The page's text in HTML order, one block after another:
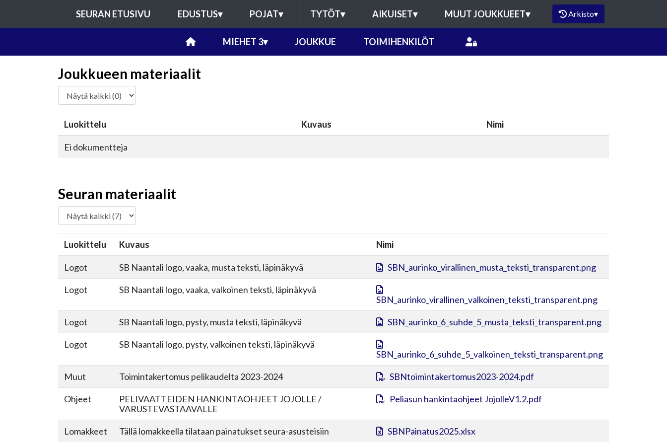
SEURAN ETUSIVU EDUSTUS▾ POJAT▾ TYTÖT▾ AIKUISET▾ MUUT JOUKKUEET▾ Arkisto▾
MIEHET 3▾ JOUKKUE TOIMIHENKILÖT
Joukkueen materiaalit
Luokittelu Kuvaus Nimi
Ei dokumentteja
Seuran materiaalit
Luokittelu Kuvaus Nimi
Logot SB Naantali logo, vaaka, musta teksti, läpinäkyvä SBN_aurinko_virallinen_musta_teksti_transparent.png
Logot
SB Naantali logo, vaaka, valkoinen teksti, läpinäkyvä
SBN_aurinko_virallinen_valkoinen_teksti_transparent.png
Logot SB Naantali logo, pysty, musta teksti, läpinäkyvä SBN_aurinko_6_suhde_5_musta_teksti_transparent.png
Logot
SB Naantali logo, pysty, valkoinen teksti, läpinäkyvä
SBN_aurinko_6_suhde_5_valkoinen_teksti_transparent.png
Muut Toimintakertomus pelikaudelta 2023-2024 SBNtoimintakertomus2023-2024.pdf
Ohjeet
PELIVAATTEIDEN HANKINTAOHJEET JOJOLLE /
VARUSTEVASTAAVALLE
Peliasun hankintaohjeet JojolleV1.2.pdf
Lomakkeet Tällä lomakkeella tilataan painatukset seura-asusteisiin SBNPainatus2025.xlsx